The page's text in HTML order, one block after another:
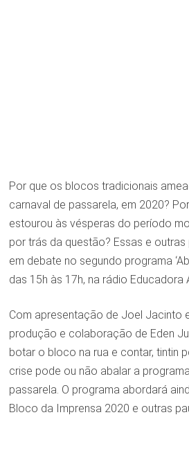
Por que os blocos tradicionais
carnaval de passarela, em 2020?
estourou às vésperas do período
por trás da questão? Essas e
em debate no segundo programa
das 15h às 17h, na rádio Educadora
Com apresentação de Joel Jacinto
produção e colaboração de Eden
botar o bloco na rua e contar, tintin
crise pode ou não abalar a
passarela. O programa abordará
Bloco da Imprensa 2020 e outras